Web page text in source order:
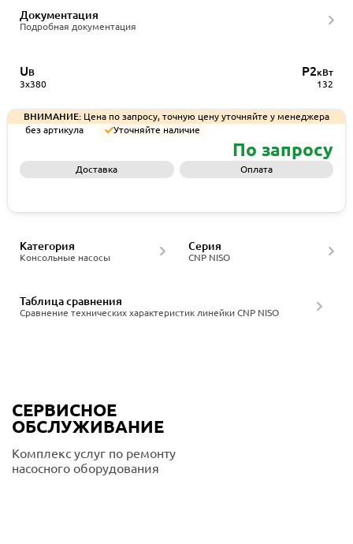
Документация
Подробная документация
UВ
3x380
P2кВт
132
ВНИМАНИЕ: Цена по запросу, точную цену уточняйте у менеджера
без артикула
Уточняйте наличие
По запросу
Доставка Оплата
Консольные насосы
Категория
CNP NISO
Серия
Сравнение технических характеристик линейки CNP NISO
Таблица сравнения
СЕРВИСНОЕ
ОБСЛУЖИВАНИЕ
Комплекс услуг по ремонту
насосного оборудования